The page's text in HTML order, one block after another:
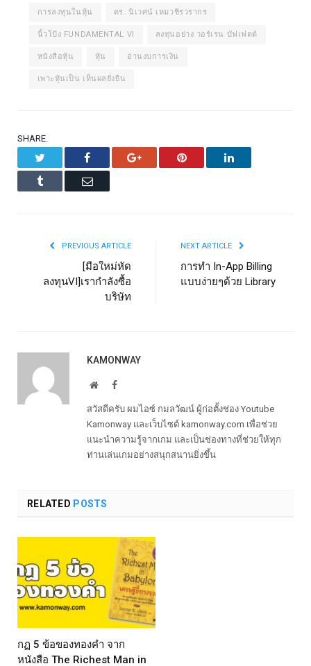
การลงทุนในหุ้น ดร. นิเวศน์ เหมวชิรวรากร
นิ้วโป้ง FUNDAMENTAL VI ลงทุนอย่าง วอร์เรน บัฟเฟตต์
หนังสือหุ้น หุ้น อ่านงบการเงิน
เพาะหุ้นเป็น เห็นผลยั่งยืน
SHARE.
Facebook Google+ Pinterest LinkedIn
Tumblr Email
PREVIOUS ARTICLE
[มือใหม่หัด
ลงทุนVI]เรากำลังซื้อ
บริษัท
NEXT ARTICLE
การทำ In-App Billing
แบบง่ายๆด้วย Library
KAMONWAY
WebsiteFacebook
สวัสดีครับ ผมไอซ์ กมลวัฒน์ ผู้ก่อตั้งช่อง Youtube
Kamonway และเว็บไซต์ kamonway.com เพื่อช่วย
แนะนำความรู้จากเกม และเป็นช่องทางที่ช่วยให้ทุก
ท่านเล่นเกมอย่างสนุกสนานยิ่งขึ้น
RELATED POSTS
กฏ 5 ข้อของทองคำ จาก
หนังสือ The Richest Man in